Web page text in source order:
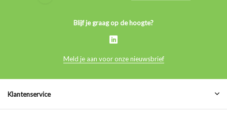
Blijf je graag op de hoogte?
Meld je aan voor onze nieuwsbrief
Klantenservice